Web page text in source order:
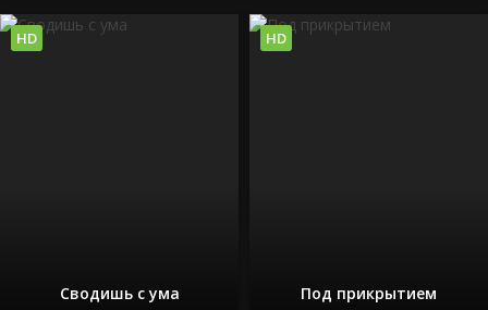
Сводишь с ума
HD
Под прикрытием
HD